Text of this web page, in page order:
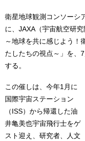
衛星地球観測コンソーシ
に、JAXA（宇宙航空研
～地球を共に感じよう！
たしたちの視点～」を、
する。
この催しは、今年1月に
国際宇宙ステーション
（ISS）から帰還した油
井亀美也宇宙飛行士をゲ
スト迎え、研究者、人文